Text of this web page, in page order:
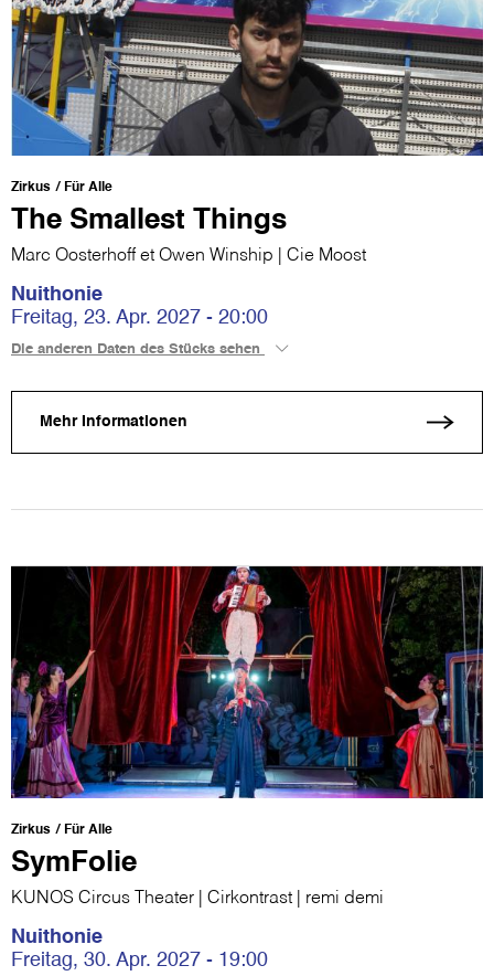
Zirkus Für Alle
The Smallest Things
Marc Oosterhoff et Owen Winship | Cie Moost
Nuithonie
Freitag, 23. Apr. 2027 - 20:00
Die anderen Daten des Stücks sehen
Mehr Informationen
Zirkus Für Alle
SymFolie
KUNOS Circus Theater | Cirkontrast | remi demi
Nuithonie
Freitag, 30. Apr. 2027 - 19:00